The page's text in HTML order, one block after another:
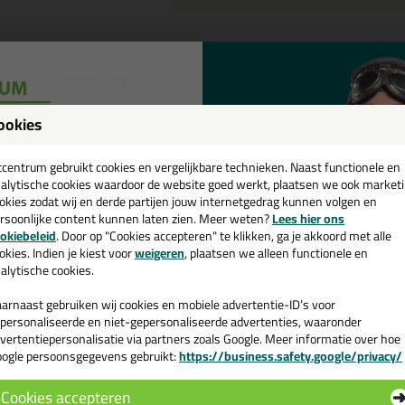
Specificaties
it Silicon 218 in Sikkens
de Seal-it Silicon 218 in Sikkens kleur in Sikkens F9.11.50 vandaag
je meer weten over de toepassing en kenmerken van dit product?Lees
gebruikt cookies en vergelijkbare technieken. Naast functionele en
cookies waardoor de website goed werkt, plaatsen we ook
zodat wij en derde partijen jouw internetgedrag kunnen volgen en
content kunnen laten zien. Meer weten?Lees hier ons
. Door op "Cookies accepteren" te klikken, ga je akkoord met alle
Indien je kiest voorweigeren, plaatsen we alleen functionele en
cookies.
gebruiken wij cookies en mobiele advertentie-ID’s voor
en niet-gepersonaliseerde advertenties, waaronder
via partners zoals Google. Meer informatie over hoe
persoonsgegevens gebruikt:https://business.safety.google/privacy/
Cookies accepteren
💚
en ontvang een
€35,-bij je eerste bestelling!
de actiecode ›